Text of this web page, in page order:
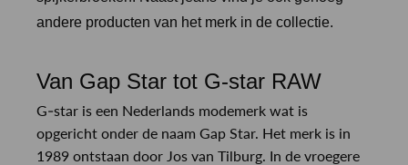
andere producten van het merk in de collectie.
Van Gap Star tot G-star RAW
G-star is een Nederlands modemerk wat is
opgericht onder de naam Gap Star. Het merk is in
1989 ontstaan door Jos van Tilburg. In de vroegere